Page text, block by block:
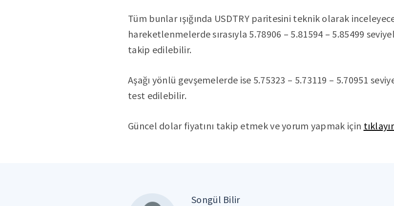
Tüm bunlar ışığında USDTRY paritesini teknik olarak
hareketlenmelerde sırasıyla 5.78906 – 5.81594 – 5.85499
takip edilebilir.
Aşağı yönlü gevşemelerde ise 5.75323 – 5.73119 – 5.70951
test edilebilir.
Güncel dolar fiyatını takip etmek ve yorum yapmak için
Songül Bilir